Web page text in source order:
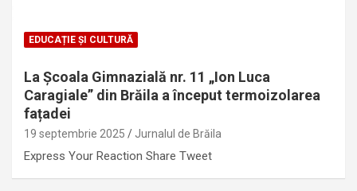
EDUCAȚIE ȘI CULTURĂ
La Școala Gimnazială nr. 11 „Ion Luca
Caragiale” din Brăila a început termoizolarea
fațadei
19 septembrie 2025 Jurnalul de Brăila
Express Your Reaction Share Tweet